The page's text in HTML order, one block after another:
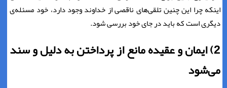
اینکه چرا این چنین تلقی‌های ناقصی از خداوند وجود دارد، خود مسئله‌ی
دیگری است که باید در جای خود بررسی شود.
2) ایمان و عقیده مانع از پرداختن به دلیل و سند
می‌شود